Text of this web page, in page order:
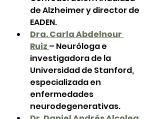
de Alzheimer y director de
EADEN.
Dra. Carla Abdelnour
Ruiz – Neuróloga e
investigadora de la
Universidad de Stanford,
especializada en
enfermedades
neurodegenerativas.